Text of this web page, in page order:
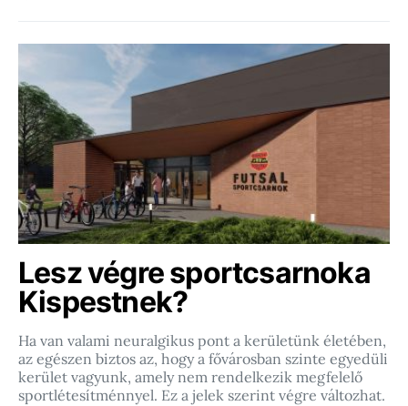
Lesz végre sportcsarnoka
Kispestnek?
Ha van valami neuralgikus pont a kerületünk életében,
az egészen biztos az, hogy a fővárosban szinte egyedüli
kerület vagyunk, amely nem rendelkezik megfelelő
sportlétesítménnyel. Ez a jelek szerint végre változhat.